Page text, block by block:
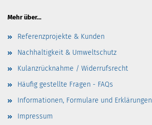
Mehr über...
Referenzprojekte & Kunden
Nachhaltigkeit & Umweltschutz
Kulanzrücknahme / Widerrufsrecht
Häufig gestellte Fragen - FAQs
Informationen, Formulare und Erklärungen
Impressum